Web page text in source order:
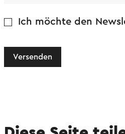
Ich möchte den
Versenden